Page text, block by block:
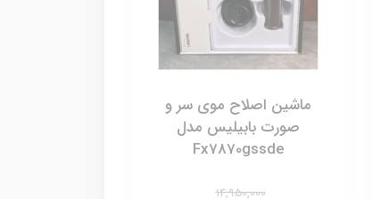
ماشین اصلاح موی سر و
صورت بابیلیس مدل
Fx7870gssde
14,950,000